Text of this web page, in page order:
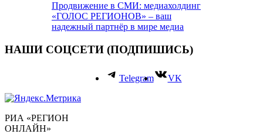
Продвижение в СМИ: медиахолдинг
«ГОЛОС РЕГИОНОВ» – ваш
надежный партнёр в мире медиа
НАШИ СОЦСЕТИ (ПОДПИШИСЬ)
Telegram VK
РИА «РЕГИОН
ОНЛАЙН»